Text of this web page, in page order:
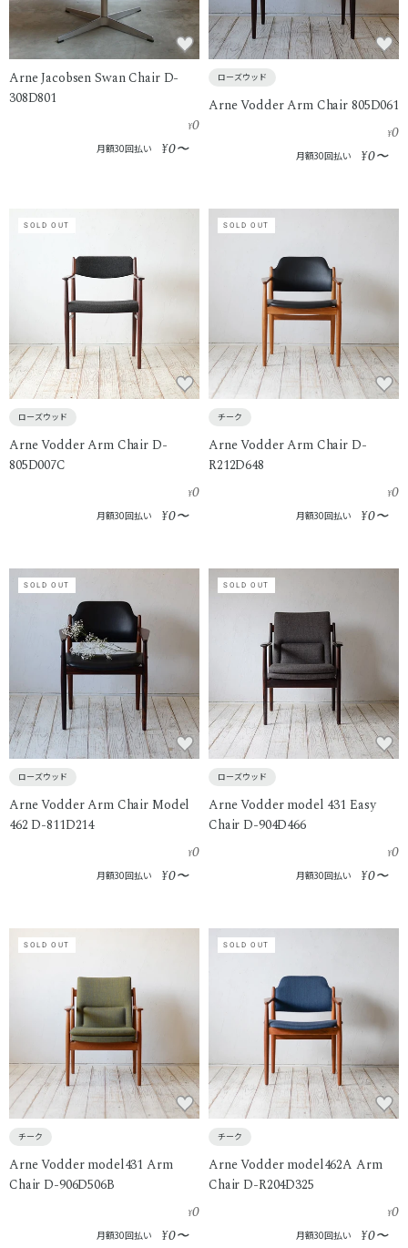
Arne Jacobsen Swan Chair D-
308D801
¥0
月額30回払い ¥0〜
ローズウッド
Arne Vodder Arm Chair 805D061
¥0
月額30回払い ¥0〜
SOLD OUT
ローズウッド
Arne Vodder Arm Chair D-
805D007C
¥0
月額30回払い ¥0〜
SOLD OUT
チーク
Arne Vodder Arm Chair D-
R212D648
¥0
月額30回払い ¥0〜
SOLD OUT
ローズウッド
Arne Vodder Arm Chair Model
462 D-811D214
¥0
月額30回払い ¥0〜
SOLD OUT
ローズウッド
Arne Vodder model 431 Easy
Chair D-904D466
¥0
月額30回払い ¥0〜
SOLD OUT
チーク
Arne Vodder model431 Arm
Chair D-906D506B
¥0
月額30回払い ¥0〜
SOLD OUT
チーク
Arne Vodder model462A Arm
Chair D-R204D325
¥0
月額30回払い ¥0〜